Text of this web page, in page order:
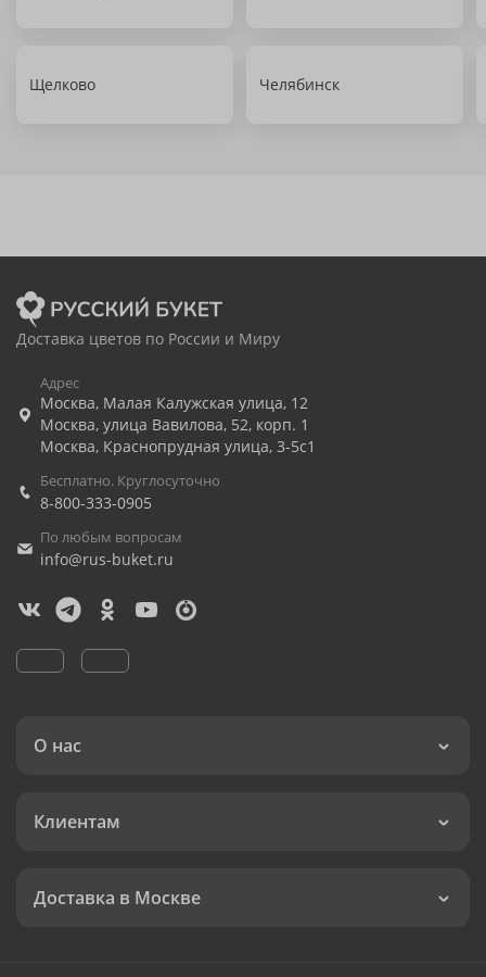
Щелково Челябинск
Доставка цветов по России и Миру
Адрес
Москва, Малая Калужская улица, 12
Москва, улица Вавилова, 52, корп. 1
Москва, Краснопрудная улица, 3-5с1
Бесплатно. Круглосуточно
8-800-333-0905
По любым вопросам
info@rus-buket.ru
О нас
Клиентам
Доставка в Москве